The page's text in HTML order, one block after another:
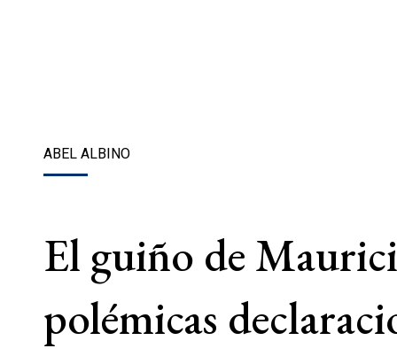
ABEL ALBINO
El guiño de
polémicas